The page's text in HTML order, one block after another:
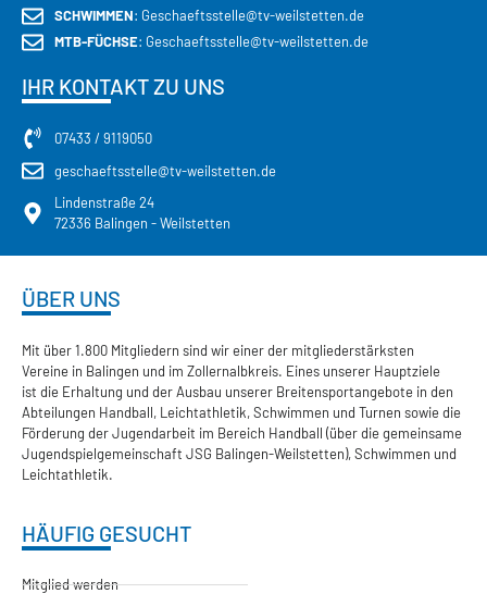
SCHWIMMEN: Geschaeftsstelle@tv-weilstetten.de
MTB-FÜCHSE: Geschaeftsstelle@tv-weilstetten.de
IHR KONTAKT ZU UNS
07433 / 9119050
geschaeftsstelle@tv-weilstetten.de
Lindenstraße 24
72336 Balingen - Weilstetten
ÜBER UNS
Mit über 1.800 Mitgliedern sind wir einer der mitgliederstärksten
Vereine in Balingen und im Zollernalbkreis. Eines unserer Hauptziele
ist die Erhaltung und der Ausbau unserer Breitensportangebote in den
Abteilungen Handball, Leichtathletik, Schwimmen und Turnen sowie die
Förderung der Jugendarbeit im Bereich Handball (über die gemeinsame
Jugendspielgemeinschaft JSG Balingen-Weilstetten), Schwimmen und
Leichtathletik.
HÄUFIG GESUCHT
Mitglied werden